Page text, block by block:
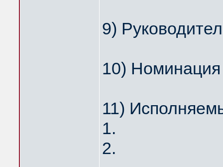
9)
10) Номинация
11)
1.
2.